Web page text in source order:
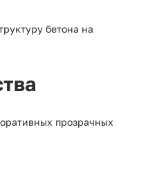
бетона на
прозрачных